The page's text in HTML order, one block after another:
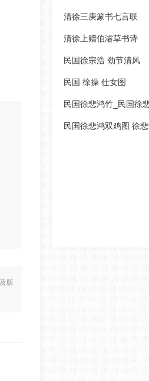
版
清徐三庚篆书七言联
清徐上赠伯濬草书诗
民国徐宗浩 劲节清风
民国 徐操 仕女图
民国徐悲鸿竹_民国徐
民国徐悲鸿双鸡图 徐